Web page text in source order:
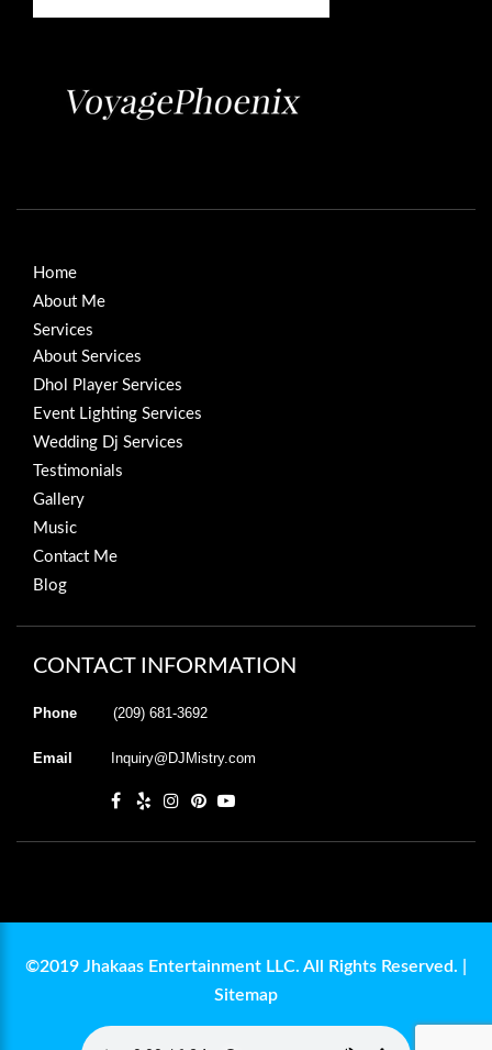
Home
About Me
Services
About Services
Dhol Player Services
Event Lighting Services
Wedding Dj Services
Testimonials
Gallery
Music
Contact Me
Blog
CONTACT INFORMATION
Phone (209) 681-3692
Email Inquiry@DJMistry.com
©2019 Jhakaas Entertainment LLC. All Rights Reserved. |
Sitemap